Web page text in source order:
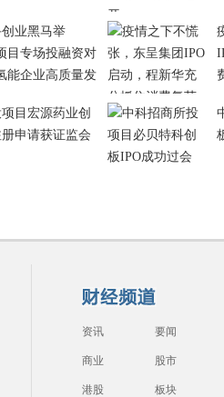
业黑马举
目专场投融资对
能企业高质量发
目宏源药业创
申请获证监会
资讯 要闻
商业 股市
港股 板块